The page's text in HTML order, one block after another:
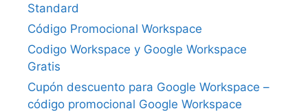
Standard
Código Promocional Workspace
Codigo Workspace y Google Workspace
Gratis
Cupón descuento para Google Workspace –
código promocional Google Workspace